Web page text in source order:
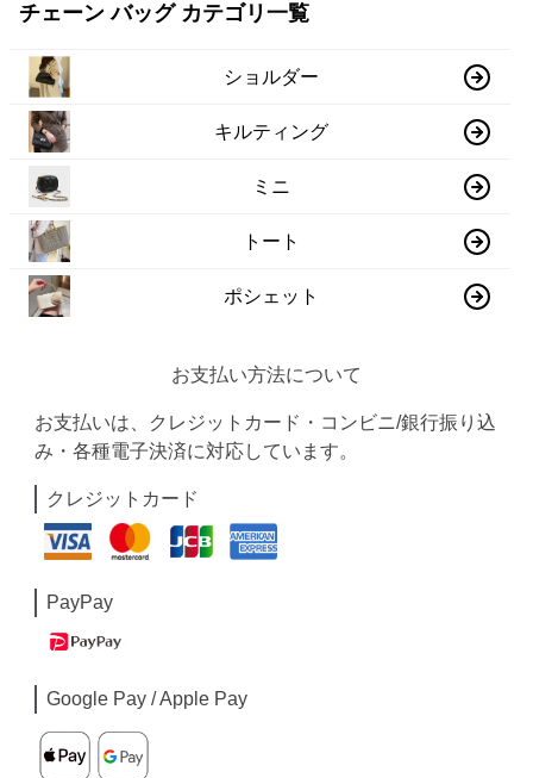
チェーン バッグ カテゴリ一覧
ショルダー
キルティング
ミニ
トート
ポシェット
お支払い方法について
お支払いは、クレジットカード・コンビニ/銀行振り込
み・各種電子決済に対応しています。
クレジットカード
PayPay
Google Pay / Apple Pay